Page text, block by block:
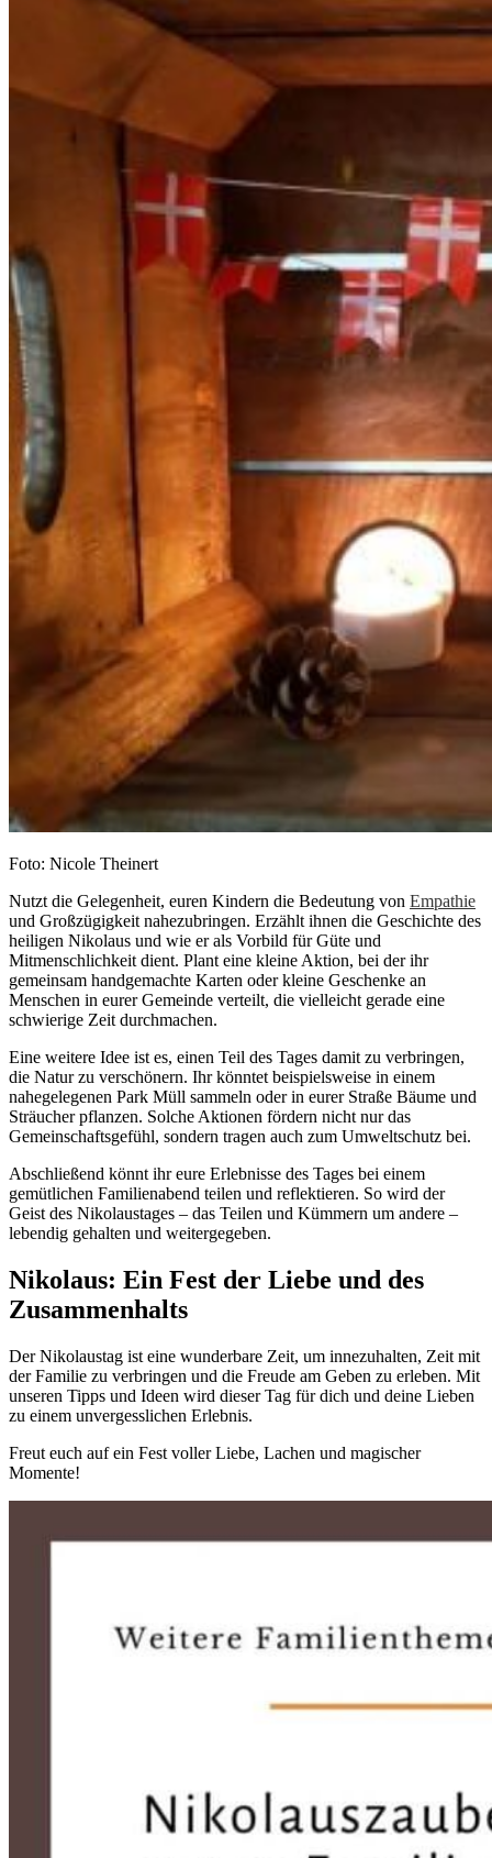
Foto: Nicole Theinert
Nutzt die Gelegenheit, euren Kindern die Bedeutung von Empathie
und Großzügigkeit nahezubringen. Erzählt ihnen die Geschichte des
heiligen Nikolaus und wie er als Vorbild für Güte und
Mitmenschlichkeit dient. Plant eine kleine Aktion, bei der ihr
gemeinsam handgemachte Karten oder kleine Geschenke an
Menschen in eurer Gemeinde verteilt, die vielleicht gerade eine
schwierige Zeit durchmachen.
Eine weitere Idee ist es, einen Teil des Tages damit zu verbringen,
die Natur zu verschönern. Ihr könntet beispielsweise in einem
nahegelegenen Park Müll sammeln oder in eurer Straße Bäume und
Sträucher pflanzen. Solche Aktionen fördern nicht nur das
Gemeinschaftsgefühl, sondern tragen auch zum Umweltschutz bei.
Abschließend könnt ihr eure Erlebnisse des Tages bei einem
gemütlichen Familienabend teilen und reflektieren. So wird der
Geist des Nikolaustages – das Teilen und Kümmern um andere –
lebendig gehalten und weitergegeben.
Nikolaus: Ein Fest der Liebe und des
Zusammenhalts
Der Nikolaustag ist eine wunderbare Zeit, um innezuhalten, Zeit mit
der Familie zu verbringen und die Freude am Geben zu erleben. Mit
unseren Tipps und Ideen wird dieser Tag für dich und deine Lieben
zu einem unvergesslichen Erlebnis.
Freut euch auf ein Fest voller Liebe, Lachen und magischer
Momente!